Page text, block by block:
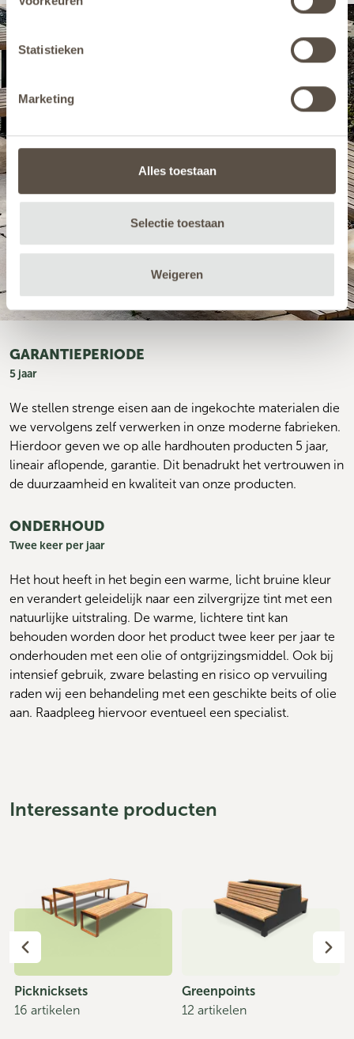
Statistieken
Marketing
Alles toestaan
Selectie toestaan
Weigeren
GARANTIEPERIODE
5 jaar
We stellen strenge eisen aan de ingekochte materialen die
we vervolgens zelf verwerken in onze moderne fabrieken.
Hierdoor geven we op alle hardhouten producten 5 jaar,
lineair aflopende, garantie. Dit benadrukt het vertrouwen in
de duurzaamheid en kwaliteit van onze producten.
ONDERHOUD
Twee keer per jaar
Het hout heeft in het begin een warme, licht bruine kleur
en verandert geleidelijk naar een zilvergrijze tint met een
natuurlijke uitstraling. De warme, lichtere tint kan
behouden worden door het product twee keer per jaar te
onderhouden met een olie of ontgrijzingsmiddel. Ook bij
intensief gebruik, zware belasting en risico op vervuiling
raden wij een behandeling met een geschikte beits of olie
aan. Raadpleeg hiervoor eventueel een specialist.
Interessante producten
Picknicksets
16 artikelen
Greenpoints
12 artikelen